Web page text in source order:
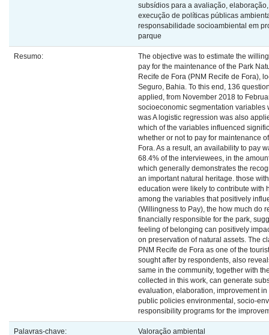
subsídios para a avaliação,
execução de políticas públicas
responsabilidade socioambiental em
parque
Resumo:
The objective was to estimate the
pay for the maintenance of the Park
Recife de Fora (PNM Recife de Fora),
Seguro, Bahia. To this end, 136
applied, from November 2018 to
socioeconomic segmentation variables
was A logistic regression was also
which of the variables influenced
whether or not to pay for maintenance
Fora. As a result, an availability to pay
68.4% of the interviewees, in the
which generally demonstrates the
an important natural heritage. those
education were likely to contribute with
among the variables that positively
(Willingness to Pay), the how much do
financially responsible for the park,
feeling of belonging can positively
on preservation of natural assets. The
PNM Recife de Fora as one of the
sought after by respondents, also
same in the community, together with
collected in this work, can generate
evaluation, elaboration, improvement
public policies environmental, socio-
responsibility programs for the
Palavras-chave:
Valoração ambiental